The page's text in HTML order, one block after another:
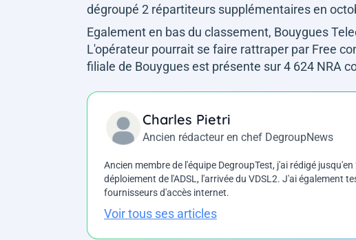
dégroupé 2 répartiteurs supplémentaires en
Egalement en bas du classement, Bouygues
L'opérateur pourrait se faire rattraper par Free
filiale de Bouygues est présente sur 4 624 NRA
Charles Pietri
Ancien rédacteur en chef DegroupNews
Ancien membre de l'équipe DegroupTest, j'ai rédigé
déploiement de l'ADSL, l'arrivée du VDSL2. J'ai également
fournisseurs d'accès internet.
Voir tous ses articles